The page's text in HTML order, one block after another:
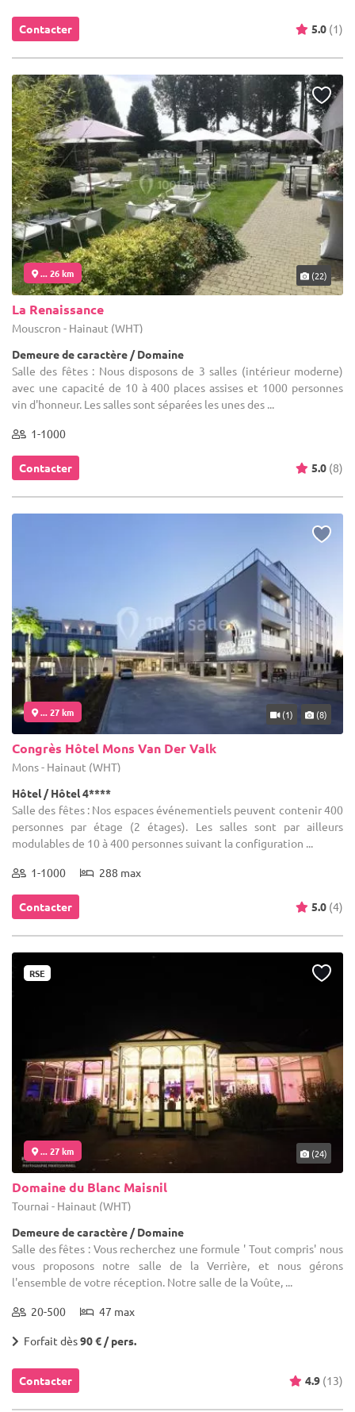
Contacter 5.0 (1)
... 26 km (22)
La Renaissance
Mouscron - Hainaut (WHT)
Demeure de caractère / Domaine
Salle des fêtes : Nous disposons de 3 salles (intérieur moderne)
avec une capacité de 10 à 400 places assises et 1000 personnes
vin d'honneur. Les salles sont séparées les unes des ...
1-1000
Contacter 5.0 (8)
... 27 km (1) (8)
Congrès Hôtel Mons Van Der Valk
Mons - Hainaut (WHT)
Hôtel / Hôtel 4****
Salle des fêtes : Nos espaces événementiels peuvent contenir 400
personnes par étage (2 étages). Les salles sont par ailleurs
modulables de 10 à 400 personnes suivant la configuration ...
1-1000 288 max
Contacter 5.0 (4)
RSE
... 27 km (24)
Domaine du Blanc Maisnil
Tournai - Hainaut (WHT)
Demeure de caractère / Domaine
Salle des fêtes : Vous recherchez une formule ' Tout compris' nous
vous proposons notre salle de la Verrière, et nous gérons
l'ensemble de votre réception. Notre salle de la Voûte, ...
20-500 47 max
Forfait dès90 € / pers.
Contacter 4.9 (13)